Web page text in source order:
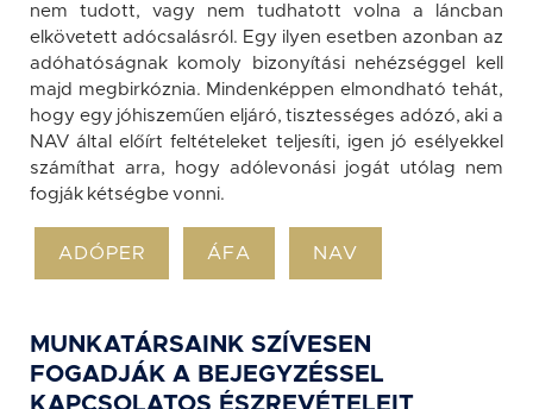
nem tudott, vagy nem tudhatott volna a láncban
elkövetett adócsalásról. Egy ilyen esetben azonban az
adóhatóságnak komoly bizonyítási nehézséggel kell
majd megbirkóznia. Mindenképpen elmondható tehát,
hogy egy jóhiszeműen eljáró, tisztességes adózó, aki a
NAV által előírt feltételeket teljesíti, igen jó esélyekkel
számíthat arra, hogy adólevonási jogát utólag nem
fogják kétségbe vonni.
ADÓPER ÁFA NAV
MUNKATÁRSAINK SZÍVESEN
FOGADJÁK A BEJEGYZÉSSEL
KAPCSOLATOS ÉSZREVÉTELEIT